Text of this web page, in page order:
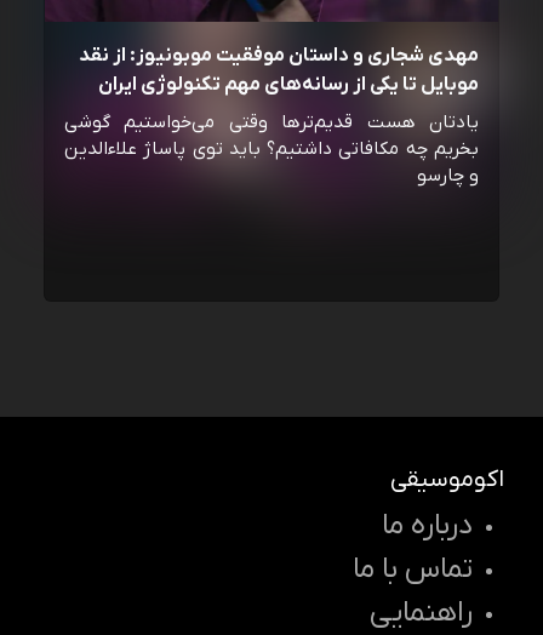
مهدی شجاری و داستان موفقیت موبونیوز: از نقد
موبایل تا یکی از رسانه‌‌های مهم تکنولوژی ایران
یادتان هست قدیم‌ترها وقتی می‌خواستیم گوشی
بخریم چه مکافاتی داشتیم؟ باید توی پاساژ علاءالدین
و چارسو
اکوموسیقی
درباره ما
تماس با ما
راهنمایی